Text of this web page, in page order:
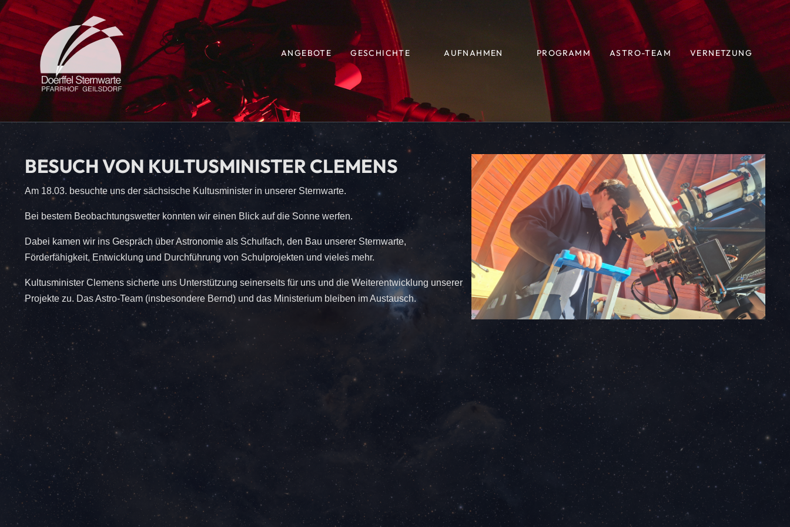
ANGEBOTE GESCHICHTE AUFNAHMEN PROGRAMM ASTRO-TEAM VERNETZUNG
BESUCH VON KULTUSMINISTER CLEMENS
Am 18.03. besuchte uns der sächsische Kultusminister in unserer Sternwarte.
Bei bestem Beobachtungswetter konnten wir einen Blick auf die Sonne werfen.
Dabei kamen wir ins Gespräch über Astronomie als Schulfach, den Bau unserer Sternwarte,
Förderfähigkeit, Entwicklung und Durchführung von Schulprojekten und vieles mehr.
Kultusminister Clemens sicherte uns Unterstützung seinerseits für uns und die Weiterentwicklung unserer
Projekte zu. Das Astro-Team (insbesondere Bernd) und das Ministerium bleiben im Austausch.